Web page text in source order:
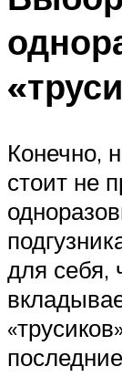
Конечно,
стоит не
для себя,